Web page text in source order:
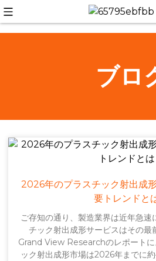
+86
ブロ
2026年のプラスチック射出成
要トレンドと
ご存知の通り、製造業界は近年急
チック射出成形サービスはその最
Grand View Researchのレポートに
ック射出成形市場は2026年までに